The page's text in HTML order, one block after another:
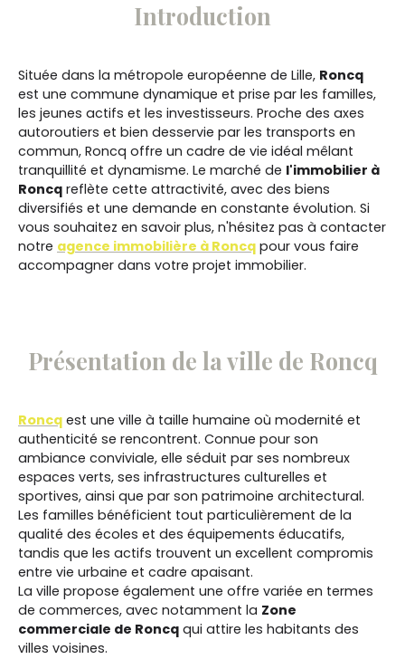
Introduction
Située dans la métropole européenne de Lille, Roncq
est une commune dynamique et prise par les familles,
les jeunes actifs et les investisseurs. Proche des axes
autoroutiers et bien desservie par les transports en
commun, Roncq offre un cadre de vie idéal mêlant
tranquillité et dynamisme. Le marché de l'immobilier à
Roncq reflète cette attractivité, avec des biens
diversifiés et une demande en constante évolution. Si
vous souhaitez en savoir plus, n'hésitez pas à contacter
notre agence immobilière à Roncq pour vous faire
accompagner dans votre projet immobilier.
Présentation de la ville de Roncq
Roncq est une ville à taille humaine où modernité et
authenticité se rencontrent. Connue pour son
ambiance conviviale, elle séduit par ses nombreux
espaces verts, ses infrastructures culturelles et
sportives, ainsi que par son patrimoine architectural.
Les familles bénéficient tout particulièrement de la
qualité des écoles et des équipements éducatifs,
tandis que les actifs trouvent un excellent compromis
entre vie urbaine et cadre apaisant.
La ville propose également une offre variée en termes
de commerces, avec notamment la Zone
commerciale de Roncq qui attire les habitants des
villes voisines.